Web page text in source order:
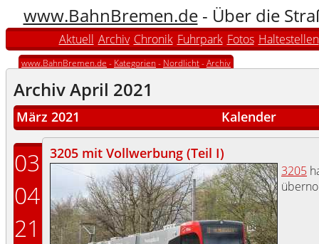
www.BahnBremen.de- Über die
Aktuell Archiv Chronik Fuhrpark Fotos Haltestellen
www.BahnBremen.de - Kategorien - Nordlicht-Archiv
Archiv April 2021
März 2021 Kalender
03
04
21
3205 mit Vollwerbung (Teil I)
3205